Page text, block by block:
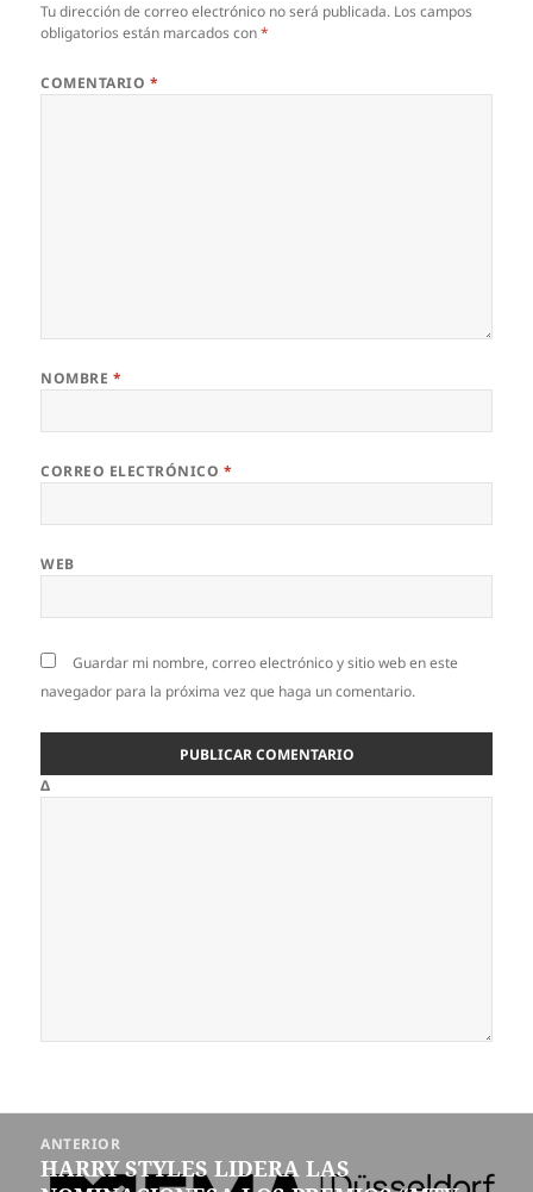
Tu dirección de correo electrónico no será publicada. Los campos
obligatorios están marcados con*
COMENTARIO *
NOMBRE *
CORREO ELECTRÓNICO *
WEB
Guardar mi nombre, correo electrónico y sitio web en este
navegador para la próxima vez que haga un comentario.
Δ
entradas
ANTERIOR
Entrada
HARRY STYLES LIDERA LAS